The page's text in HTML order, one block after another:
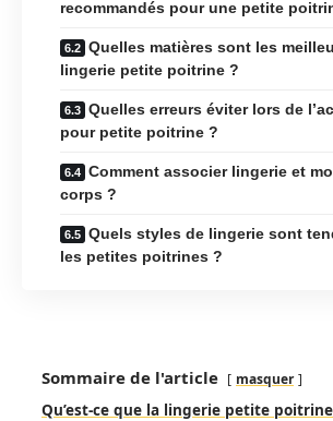
recommandés pour une petite
Quelles matières sont les
lingerie petite poitrine ?
Quelles erreurs éviter lors de
pour petite poitrine ?
Comment associer lingerie et
corps ?
Quels styles de lingerie sont
les petites poitrines ?
Sommaire de l'article masquer
Qu’est-ce que la lingerie petite